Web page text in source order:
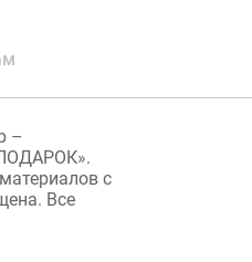
–
с
Все